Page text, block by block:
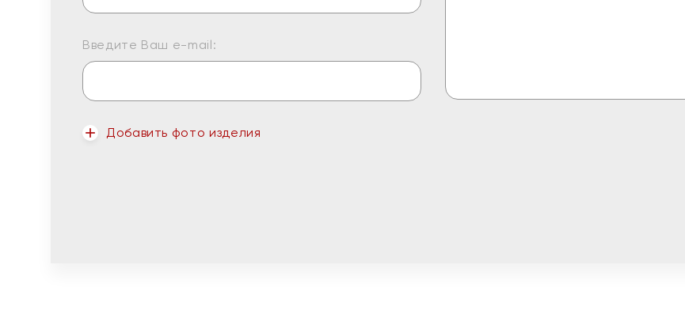
Введите Ваш e-mail:
Добавить фото изделия